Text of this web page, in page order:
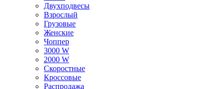
Двухподвесы
Взрослый
Грузовые
Женские
Чоппер
3000 W
2000 W
Скоростные
Кроссовые
Распродажа